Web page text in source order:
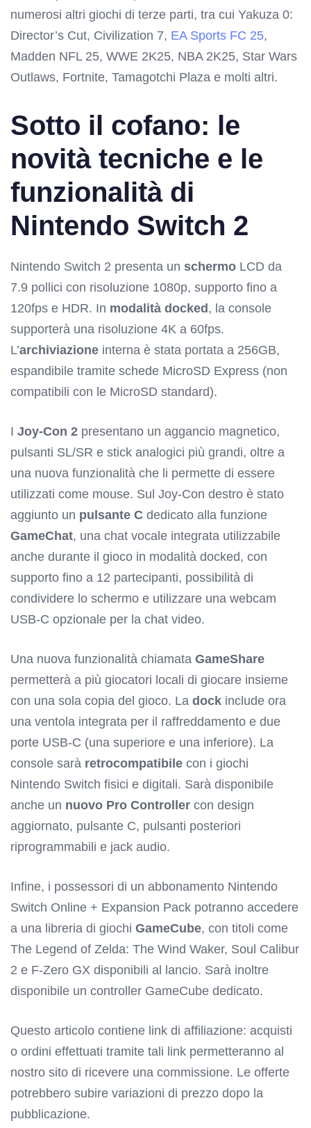
numerosi altri giochi di terze parti, tra cui Yakuza 0:
Director’s Cut, Civilization 7, EA Sports FC 25,
Madden NFL 25, WWE 2K25, NBA 2K25, Star Wars
Outlaws, Fortnite, Tamagotchi Plaza e molti altri.
Sotto il cofano: le
novità tecniche e le
funzionalità di
Nintendo Switch 2
Nintendo Switch 2 presenta un schermo LCD da
7.9 pollici con risoluzione 1080p, supporto fino a
120fps e HDR. In modalità docked, la console
supporterà una risoluzione 4K a 60fps.
L’archiviazione interna è stata portata a 256GB,
espandibile tramite schede MicroSD Express (non
compatibili con le MicroSD standard).
I Joy-Con 2 presentano un aggancio magnetico,
pulsanti SL/SR e stick analogici più grandi, oltre a
una nuova funzionalità che li permette di essere
utilizzati come mouse. Sul Joy-Con destro è stato
aggiunto un pulsante C dedicato alla funzione
GameChat, una chat vocale integrata utilizzabile
anche durante il gioco in modalità docked, con
supporto fino a 12 partecipanti, possibilità di
condividere lo schermo e utilizzare una webcam
USB-C opzionale per la chat video.
Una nuova funzionalità chiamata GameShare
permetterà a più giocatori locali di giocare insieme
con una sola copia del gioco. La dock include ora
una ventola integrata per il raffreddamento e due
porte USB-C (una superiore e una inferiore). La
console sarà retrocompatibile con i giochi
Nintendo Switch fisici e digitali. Sarà disponibile
anche un nuovo Pro Controller con design
aggiornato, pulsante C, pulsanti posteriori
riprogrammabili e jack audio.
Infine, i possessori di un abbonamento Nintendo
Switch Online + Expansion Pack potranno accedere
a una libreria di giochi GameCube, con titoli come
The Legend of Zelda: The Wind Waker, Soul Calibur
2 e F-Zero GX disponibili al lancio. Sarà inoltre
disponibile un controller GameCube dedicato.
Questo articolo contiene link di affiliazione: acquisti
o ordini effettuati tramite tali link permetteranno al
nostro sito di ricevere una commissione. Le offerte
potrebbero subire variazioni di prezzo dopo la
pubblicazione.